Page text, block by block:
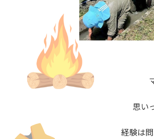
思い
経験は